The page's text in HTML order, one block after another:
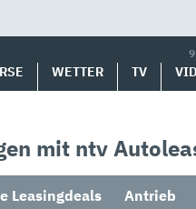
WETTER TV
mit ntv
Leasingdeals Antrieb